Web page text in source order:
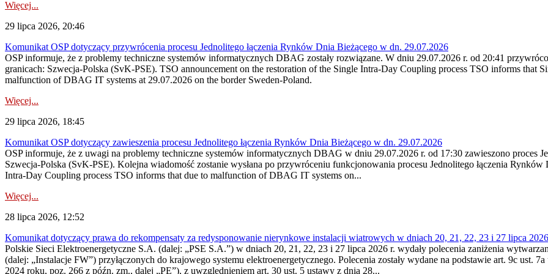
Więcej...
29 lipca 2026, 20:46
Komunikat OSP dotyczący przywrócenia procesu Jednolitego łączenia Rynków Dnia Bieżącego w dn. 29.07.2026
OSP informuje, że z problemy techniczne systemów informatycznych DBAG zostały rozwiązane. W dniu 29.07.2026 r. od 20:41
granicach: Szwecja-Polska (SvK-PSE). TSO announcement on the restoration of the Single Intra-Day Coupling process TSO informs that
malfunction of DBAG IT systems at 29.07.2026 on the border Sweden-Poland.
Więcej...
29 lipca 2026, 18:45
Komunikat OSP dotyczący zawieszenia procesu Jednolitego łączenia Rynków Dnia Bieżącego w dn. 29.07.2026
OSP informuje, że z uwagi na problemy techniczne systemów informatycznych DBAG w dniu 29.07.2026 r. od 17:30 zawieszono proces
Szwecja-Polska (SvK-PSE). Kolejna wiadomość zostanie wysłana po przywróceniu funkcjonowania procesu Jednolitego łączenia
Intra-Day Coupling process TSO informs that due to malfunction of DBAG IT systems on...
Więcej...
28 lipca 2026, 12:52
Komunikat dotyczący prawa do rekompensaty za redysponowanie nierynkowe instalacji wiatrowych w dniach 20, 21, 22, 23 i 27 lipca
Polskie Sieci Elektroenergetyczne S.A. (dalej: „PSE S.A.”) w dniach 20, 21, 22, 23 i 27 lipca 2026 r. wydały polecenia zaniżenia
(dalej: „Instalacje FW”) przyłączonych do krajowego systemu elektroenergetycznego. Polecenia zostały wydane na podstawie art. 9c ust.
2024 roku, poz. 266 z późn. zm., dalej „PE”), z uwzględnieniem art. 30 ust. 5 ustawy z dnia 28...